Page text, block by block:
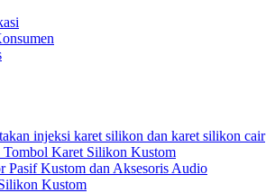
injeksi karet silikon dan karet silikon cair
Tombol Karet Silikon Kustom
Pasif Kustom dan Aksesoris Audio
Kustom